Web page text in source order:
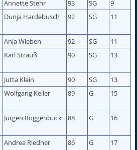
Annette Stehr 93 SG
9
Dunja Hardebusch 92 SG 11
Anja Wieben 92 SG
11
Karl Strauß 90 SG 13
Jutta Klein 90 SG
13
Wolfgang Keller 89 G 15
Jürgen Roggenbuck 88 G 16
Andrea Riedner 86 G 17